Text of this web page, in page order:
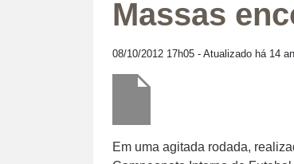
Massas
08/10/2012 17h05 - Atualizado há 14
Em uma agitada rodada,